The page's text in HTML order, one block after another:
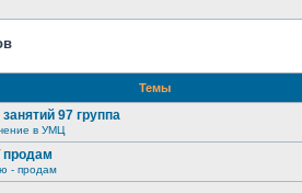
Темы
97 группа
в УМЦ
- продам